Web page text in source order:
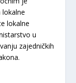
lokalne
u
zajedničkih